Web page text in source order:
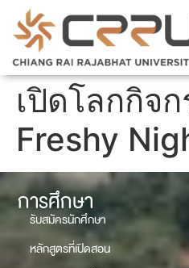
เปิดโลกกิจ
Freshy
การศึกษา
รับสมัครนักศึกษา
หลักสูตรที่เปิดสอน